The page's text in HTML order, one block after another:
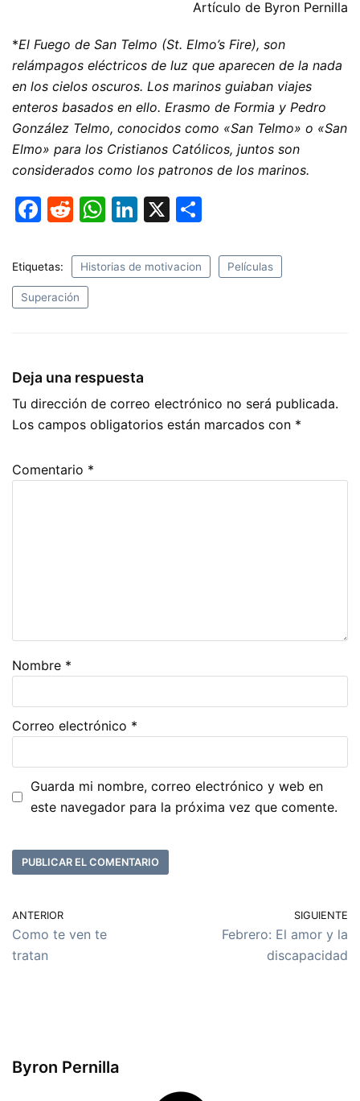
Artículo de Byron Pernilla
*El Fuego de San Telmo (St. Elmo’s Fire), son
relámpagos eléctricos de luz que aparecen de la nada
en los cielos oscuros. Los marinos guiaban viajes
enteros basados en ello. Erasmo de Formia y Pedro
González Telmo, conocidos como «San Telmo» o «San
Elmo» para los Cristianos Católicos, juntos son
considerados como los patronos de los marinos.
F
c
e
b
k
R
d
di
t
W
at
s
Li
k
e
X
m
p
Etiquetas: Historias de motivacion Películas
Superación
Deja una respuesta
Tu dirección de correo electrónico no será publicada.
Los campos obligatorios están marcados con *
Comentario *
Nombre *
Correo electrónico *
Guarda mi nombre, correo electrónico y web en
este navegador para la próxima vez que comente.
ANTERIOR
Como te ven te
tratan
SIGUIENTE
Febrero: El amor y la
discapacidad
Byron Pernilla